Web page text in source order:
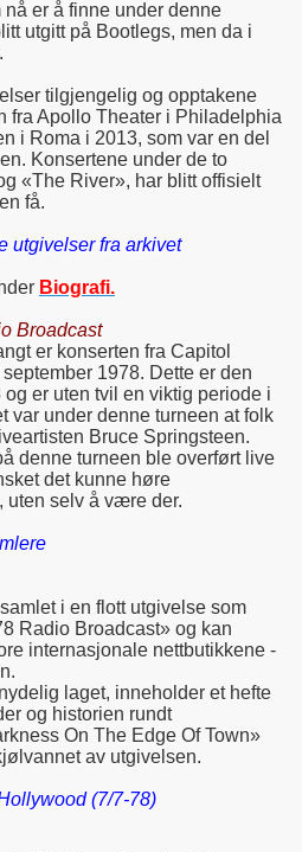
er å finne under denne
utgitt på Bootlegs, men da i
tilgjengelig og opptakene
fra Apollo Theater i Philadelphia
i Roma i 2013, som var en del
Konsertene under de to
«The River», har blitt offisielt
få.
utgivelser fra arkivet
Biografi.
Broadcast
er konserten fra Capitol
1978. Dette er den
er uten tvil en viktig periode i
var under denne turneen at folk
Bruce Springsteen.
denne turneen ble overført live
det kunne høre
uten selv å være der.
i en flott utgivelse som
Radio Broadcast» og kan
internasjonale nettbutikkene -
laget, inneholder et hefte
og historien rundt
On The Edge Of Town»
av utgivelsen.
(7/7-78)